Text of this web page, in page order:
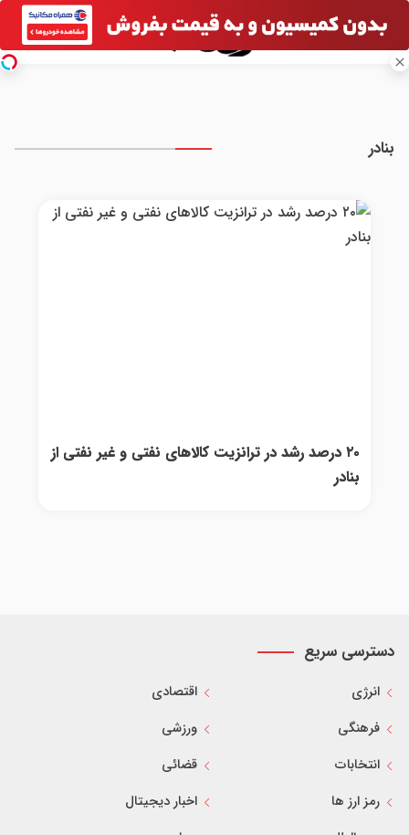
بنادر
۲۰ درصد رشد در ترانزیت کالاهای نفتی و غیر نفتی از
بنادر
دسترسی سریع
انرژی
اقتصادی
فرهنگی
ورزشی
انتخابات
قضائی
رمز ارز ها
اخبار دیجیتال